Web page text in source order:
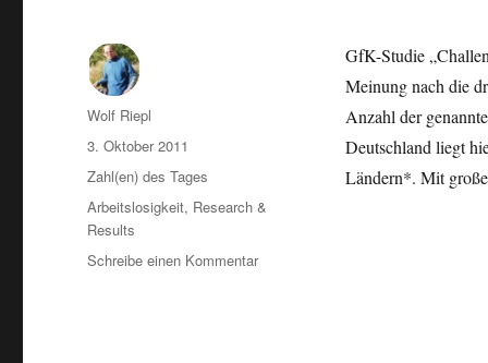
GfK-Studie
Meinung nach die
Anzahl der
Deutschland liegt
Ländern*. Mit
Autor
Wolf Riepl
Veröffentlicht
am
3. Oktober 2011
Kategorien
Zahl(en) des Tages
Schlagwörter
Arbeitslosigkeit, Research &
Results
Schreibe einen Kommentarzu